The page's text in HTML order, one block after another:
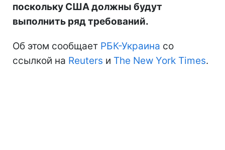
поскольку США должны будут
выполнить ряд требований.
Об этом сообщает РБК-Украина со
ссылкой на Reuters и The New York Times.